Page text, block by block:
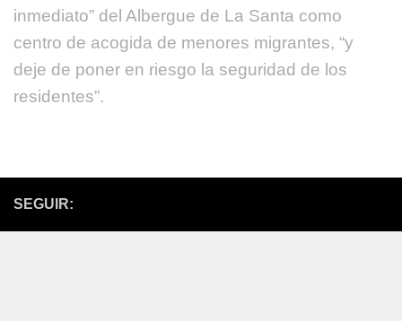
inmediato” del Albergue de La Santa como
centro de acogida de menores migrantes, “y
deje de poner en riesgo la seguridad de los
residentes”.
SEGUIR: